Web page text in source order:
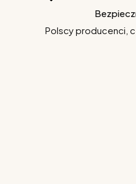
Polscy producenci,